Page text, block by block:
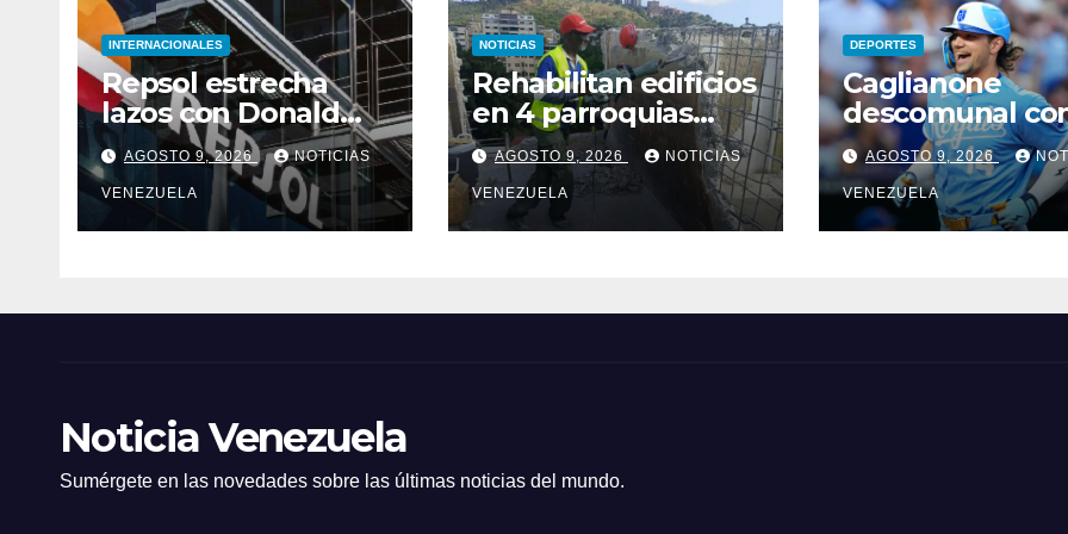
INTERNACIONALES
Repsol estrecha
lazos con Donald
Trump para
asegurar negocios
en Venezuela
AGOSTO 9, 2026 NOTICIAS
VENEZUELA
NOTICIAS
Rehabilitan edificios
en 4 parroquias
capitalinas
AGOSTO 9, 2026 NOTICIAS
VENEZUELA
DEPORTES
Caglianone
descomunal
noche perfecta
Kansas
AGOSTO 9, 2026
VENEZUELA
Noticia Venezuela
Sumérgete en las novedades sobre las últimas noticias del mundo.